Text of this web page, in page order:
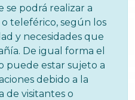
se podrá realizar a
teleférico, según los
y necesidades que
De igual forma el
puede estar sujeto a
debido a la
de visitantes o